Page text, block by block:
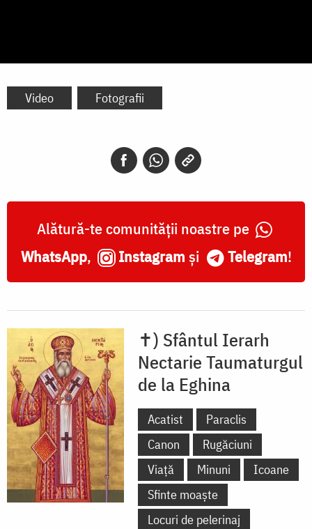
Video Fotografii
Alătură-te comunității noastre pe
WhatsApp, Instagram și Telegram!
✝) Sfântul Ierarh
Nectarie Taumaturgul
de la Eghina
Acatist
Paraclis
Canon
Rugăciuni
Viață
Minuni
Icoane
Sfinte moaște
Locuri de pelerinaj